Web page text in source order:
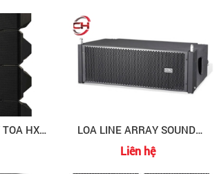
LOA LINE ARRAY TOA HX-7B LOA LINE ARRAY SOUNDKING G210SA
Liên hệ